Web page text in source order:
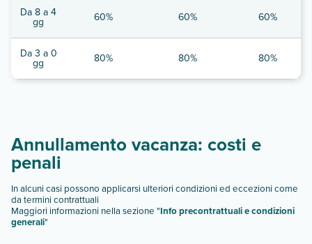
Da 8 a 4
gg 60% 60% 60%
Da 3 a 0
gg 80% 80% 80%
Annullamento vacanza: costi e
penali
In alcuni casi possono applicarsi ulteriori condizioni ed eccezioni come
da termini contrattuali
Maggiori informazioni nella sezione "Info precontrattuali e condizioni
generali"